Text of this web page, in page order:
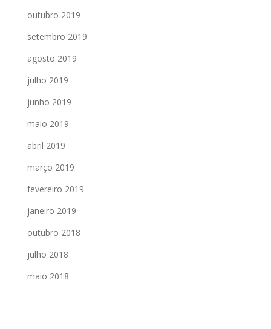
outubro 2019
setembro 2019
agosto 2019
julho 2019
junho 2019
maio 2019
abril 2019
março 2019
fevereiro 2019
janeiro 2019
outubro 2018
julho 2018
maio 2018